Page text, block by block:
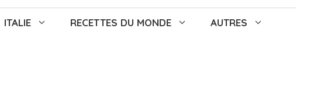
ITALIE RECETTES DU MONDE AUTRES